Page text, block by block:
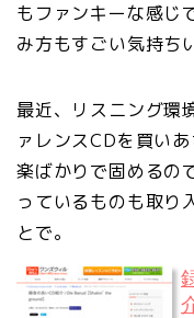
もファンキーな感じ
み方もすごい気持ち
最近、リスニング環
ァレンスCDを買い
楽ばかりで固めるの
っているものも取り
とで。